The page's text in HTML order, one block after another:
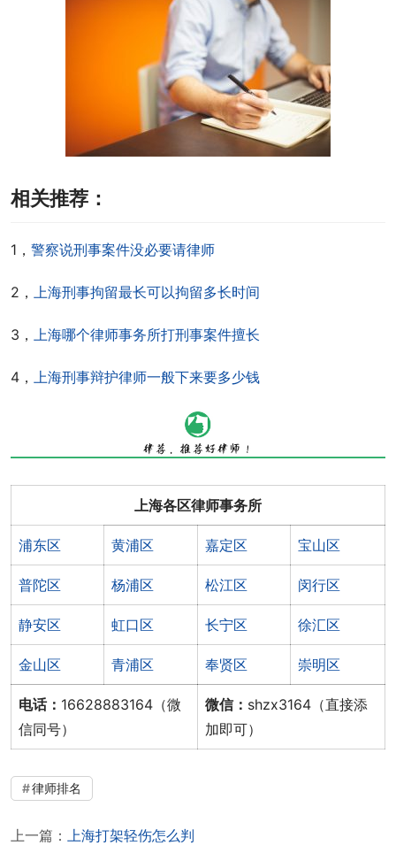
相关推荐：
1， 警察说刑事案件没必要请律师
2， 上海刑事拘留最长可以拘留多长时间
3， 上海哪个律师事务所打刑事案件擅长
4， 上海刑事辩护律师一般下来要多少钱
上海各区律师事务所
浦东区 黄浦区 嘉定区 宝山区
普陀区 杨浦区 松江区 闵行区
静安区 虹口区 长宁区 徐汇区
金山区 青浦区 奉贤区 崇明区
电话： 16628883164（微
信同号）
微信： shzx3164（直接添
加即可）
律师排名
上一篇：
上海打架轻伤怎么判